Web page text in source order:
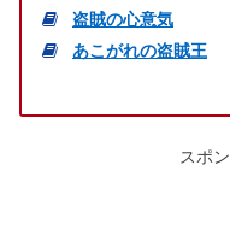
盗賊の心意気
あこがれの盗賊王
スポ